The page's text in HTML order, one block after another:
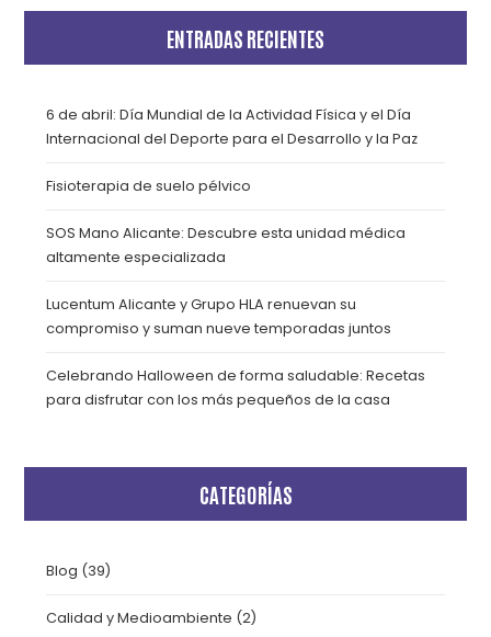
ENTRADAS RECIENTES
6 de abril: Día Mundial de la Actividad Física y el Día
Internacional del Deporte para el Desarrollo y la Paz
Fisioterapia de suelo pélvico
SOS Mano Alicante: Descubre esta unidad médica
altamente especializada
Lucentum Alicante y Grupo HLA renuevan su
compromiso y suman nueve temporadas juntos
Celebrando Halloween de forma saludable: Recetas
para disfrutar con los más pequeños de la casa
CATEGORÍAS
Blog (39)
Calidad y Medioambiente (2)